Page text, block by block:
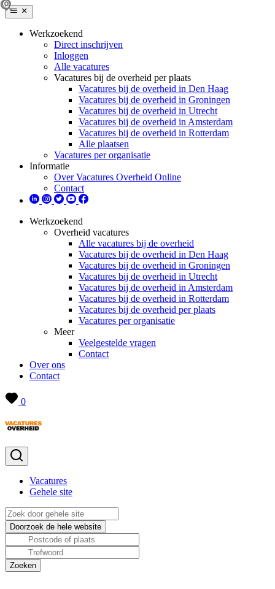
Werkzoekend
Direct inschrijven
Inloggen
Alle vacatures
Vacatures bij de overheid per plaats
Vacatures bij de overheid in Den Haag
Vacatures bij de overheid in Groningen
Vacatures bij de overheid in Utrecht
Vacatures bij de overheid in Amsterdam
Vacatures bij de overheid in Rotterdam
Alle plaatsen
Vacatures per organisatie
Informatie
Over Vacatures Overheid Online
Contact
Werkzoekend
Overheid vacatures
Alle vacatures bij de overheid
Vacatures bij de overheid in Den Haag
Vacatures bij de overheid in Groningen
Vacatures bij de overheid in Utrecht
Vacatures bij de overheid in Amsterdam
Vacatures bij de overheid in Rotterdam
Vacatures bij de overheid per plaats
Vacatures per organisatie
Meer
Veelgestelde vragen
Contact
Over ons
Contact
0
Vacatures
Gehele site